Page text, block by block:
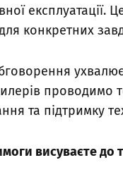
експлуатації.
конкретних
проводимо
та підтримку
висуваєте до